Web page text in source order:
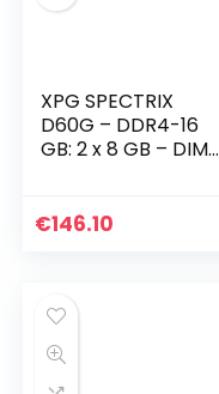
XPG SPECTRIX
D60G – DDR4-16
GB: 2 x 8 GB – DIMM
€146.10